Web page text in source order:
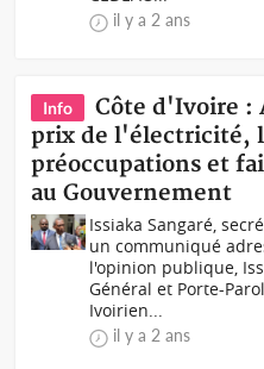
il y a 2 ans
Info
Côte d'Ivoire :
prix de l'électricité,
préoccupations et
au Gouvernement
Issiaka Sangaré,
un communiqué
l'opinion publique,
Général et Porte-
Ivoirien...
il y a 2 ans